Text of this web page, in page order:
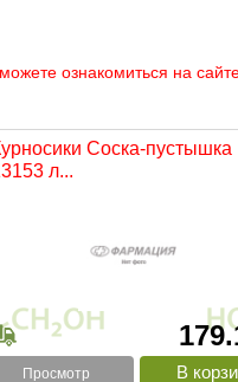
ознакомиться на
Соска-пустышка
л...
Просмотр